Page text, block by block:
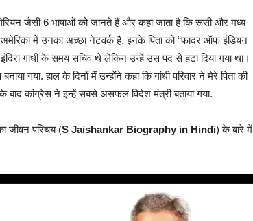
जैसी 6 भाषाओं को जानते हैं और कहा जाता है कि रूसी और मध्य
में उनका अच्छा नेटवर्क है. इनके पिता को “फादर ऑफ इंडियन
गांधी के समय सचिव थे लेकिन उन्हें उस पद से हटा दिया गया था।
गया. हाल के दिनों में उन्होंने कहा कि गांधी परिवार ने मेरे पिता की
कांग्रेस ने इन्हें सबसे असफल विदेश मंत्री बताया गया.
जीवन परिचय (S Jaishankar Biography in Hindi) के बारे में